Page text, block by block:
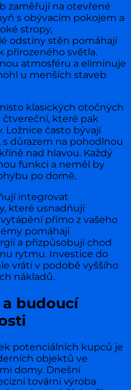
zaměřují na otevřené
s obývacím pokojem a
stropy,
odstíny stěn pomáhají
přirozeného světla.
atmosféru a eliminuje
u menších staveb
klasických otočných
které pak
Ložnice často bývají
důrazem na pohodlnou
nad hlavou. Každý
funkci a neměl by
po domě.
integrovat
které usnadňují
přímo z vašeho
pomáhají
a přizpůsobují chod
rytmu. Investice do
vrátí v podobě vyššího
nákladů.
budoucí
potenciálních kupců je
objektů ve
domy. Dnešní
tovární výroba